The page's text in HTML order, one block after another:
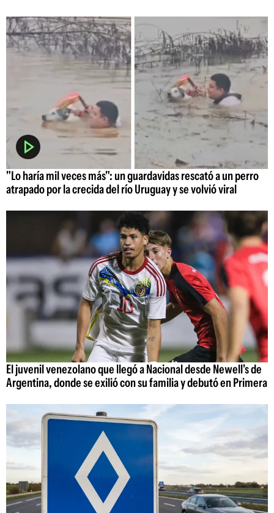
"Lo haría mil veces más": un guardavidas rescató a un perro
atrapado por la crecida del río Uruguay y se volvió viral
El juvenil venezolano que llegó a Nacional desde Newell's de
Argentina, donde se exilió con su familia y debutó en Primera